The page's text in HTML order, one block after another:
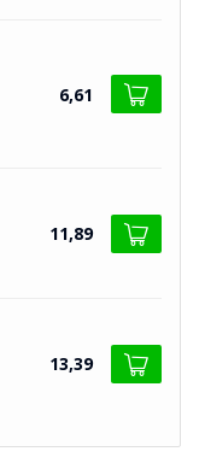
6,61
11,89
13,39